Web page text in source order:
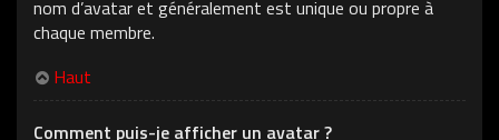
nom d’avatar et généralement est unique ou propre à
chaque membre.
Haut
Comment puis-je afficher un avatar ?